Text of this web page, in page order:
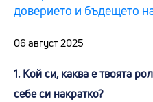
доверието и бъдещето
06 август 2025
1. Кой си, каква е твоята
себе си накратко?